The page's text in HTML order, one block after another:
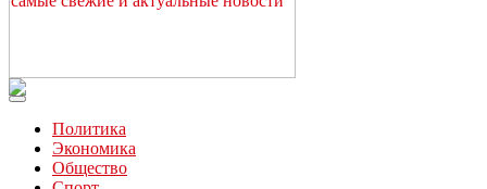
Читайте последние новости дня в Тульской области на сайте
Политика
Экономика
Общество